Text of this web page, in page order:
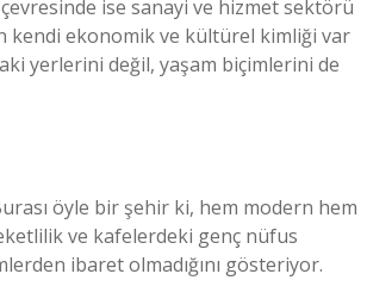
ise sanayi ve hizmet sektörü
kendi ekonomik ve kültürel kimliği var
yerlerini değil, yaşam biçimlerini de
öyle bir şehir ki, hem modern hem
ve kafelerdeki genç nüfus
ibaret olmadığını gösteriyor.